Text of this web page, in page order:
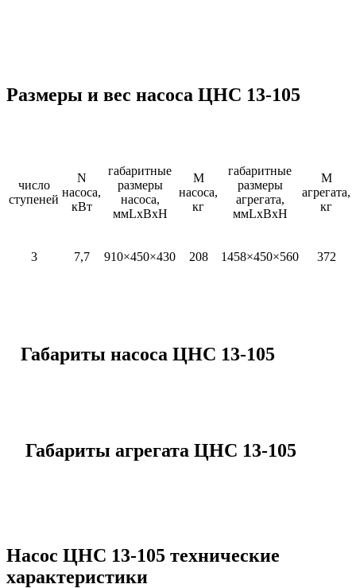
Размеры и вес насоса ЦНС 13-105
число
ступеней
N
насоса,
кВт
габаритные
размеры
насоса,
ммLxBxH
М
насоса,
кг
габаритные
размеры
агрегата,
ммLxBxH
M
агрегата,
кг
3 7,7 910×450×430 208 1458×450×560 372
Габариты насоса ЦНС 13-105
Габариты агрегата ЦНС 13-105
Насос ЦНС 13-105 технические
характеристики